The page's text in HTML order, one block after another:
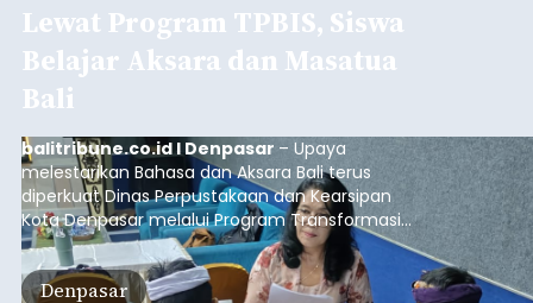
Lewat Program TPBIS, Siswa
Belajar Aksara dan Masatua
Bali
balitribune.co.id I Denpasar – Upaya
melestarikan Bahasa dan Aksara Bali terus
diperkuat Dinas Perpustakaan dan Kearsipan
Kota Denpasar melalui Program Transformasi
Perpustakaan Berbasis Inklusi Sosial (TPBIS).
Tahun ini, sebanyak 63 siswa kelas IV dan V SD
Negeri 17 Dangin Puri mendapat pelatihan
Denpasar